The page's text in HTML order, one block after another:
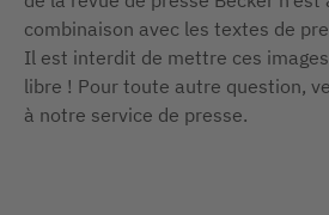
combinaison avec les textes de
Il est interdit de mettre ces
libre ! Pour toute autre question,
à notre service de presse.